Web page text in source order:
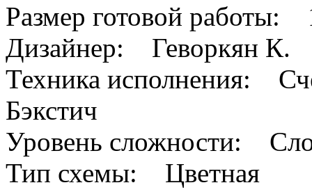
Размер готовой работы:
Дизайнер: Геворкян К.
Техника исполнения:
Бэкстич
Уровень сложности:
Тип схемы: Цветная